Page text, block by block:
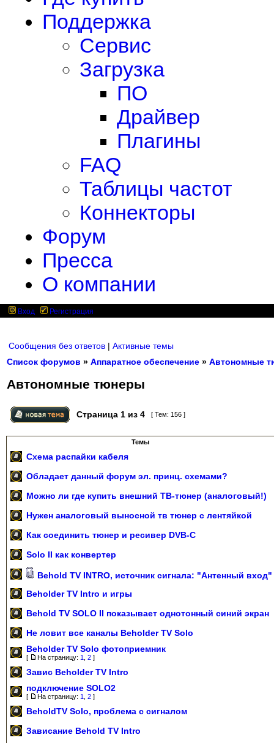
Поддержка
Сервис
Загрузка
ПО
Драйвер
Плагины
FAQ
Таблицы частот
Коннекторы
Форум
Пресса
О компании
Вход Регистрация
Сообщения без ответов | Активные темы
Список форумов » Аппаратное обеспечение » Автономные
Автономные тюнеры
Страница 1 из 4 [ Тем: 156 ]
Темы
Схема распайки кабеля
Обладает данный форум эл. принц. схемами?
Можно ли где купить внешний ТВ-тюнер (аналоговый!)
Нужен аналоговый выносной тв тюнер с лентяйкой
Как соединить тюнер и ресивер DVB-C
Solo II как конвертер
Behold TV INTRO, источник сигнала: "Антенный вход"
Beholder TV Intro и игры
Behold TV SOLO II показывает однотонный синий экран
Не ловит все каналы Beholder TV Solo
Beholder TV Solo фотоприемник
[ На страницу: 1 2 ]
Завис Beholder TV Intro
подключение SOLO2
[ На страницу: 1 2 ]
BeholdTV Solo, проблема с сигналом
Зависание Behold TV Intro